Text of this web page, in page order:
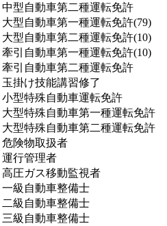
中型自動車第二種運転免許
大型自動車第一種運転免許(79)
大型自動車第二種運転免許(10)
牽引自動車第一種運転免許(10)
牽引自動車第二種運転免許
玉掛け技能講習修了
小型特殊自動車運転免許
大型特殊自動車第一種運転免許
大型特殊自動車第二種運転免許
危険物取扱者
運行管理者
高圧ガス移動監視者
一級自動車整備士
二級自動車整備士
三級自動車整備士